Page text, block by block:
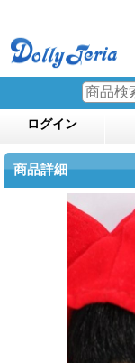
ログイン
商品詳細